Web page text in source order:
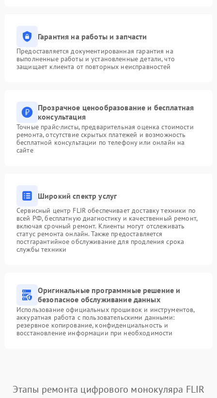
Гарантия на работы и запчасти
Предоставляется документированная гарантия на
выполненные работы и установленные детали, что
защищает клиента от повторных неисправностей
Прозрачное ценообразование и бесплатная
консультация
Точные прайс-листы, предварительная оценка стоимости
ремонта, отсутствие скрытых платежей и возможность
бесплатной консультации по телефону или онлайн на
сайте
Широкий спектр услуг
Сервисный центр FLIR обеспечивает доставку техники по
всей РФ, бесплатную диагностику и качественный ремонт,
включая срочный ремонт. Клиенты могут отслеживать
статус ремонта онлайн. Также предоставляется
постгарантийное обслуживание для продления срока
службы техники
Оригинальные программные решение и
безопасное обслуживание данных
Использование официальных прошивок и инструментов,
аккуратная работа с пользовательскими данными:
резервное копирование, конфиденциальность и
восстановление информации при необходимости
Этапы ремонта цифрового монокуляра FLIR